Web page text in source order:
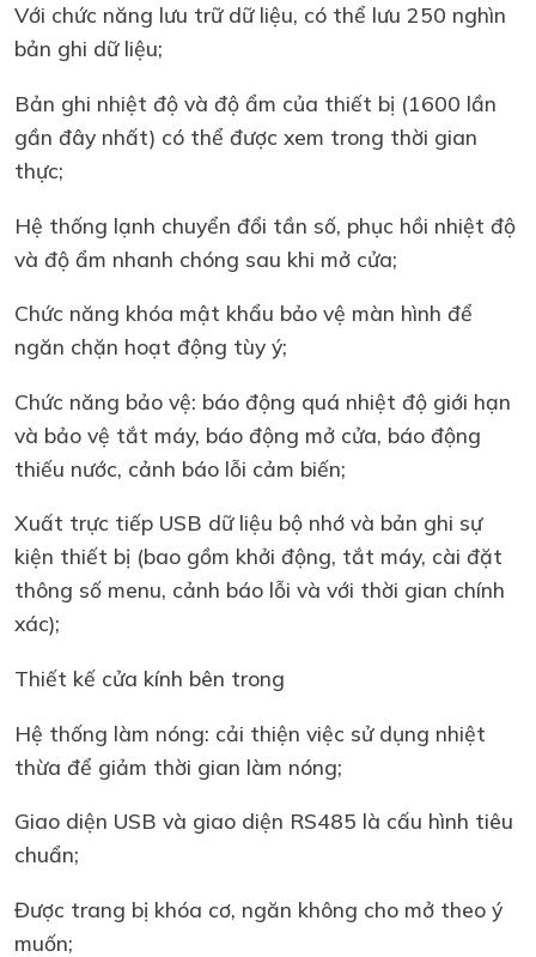
Với chức năng lưu trữ dữ liệu, có thể lưu 250 nghìn
bản ghi dữ liệu;
Bản ghi nhiệt độ và độ ẩm của thiết bị (1600 lần
gần đây nhất) có thể được xem trong thời gian
thực;
Hệ thống lạnh chuyển đổi tần số, phục hồi nhiệt độ
và độ ẩm nhanh chóng sau khi mở cửa;
Chức năng khóa mật khẩu bảo vệ màn hình để
ngăn chặn hoạt động tùy ý;
Chức năng bảo vệ: báo động quá nhiệt độ giới hạn
và bảo vệ tắt máy, báo động mở cửa, báo động
thiếu nước, cảnh báo lỗi cảm biến;
Xuất trực tiếp USB dữ liệu bộ nhớ và bản ghi sự
kiện thiết bị (bao gồm khởi động, tắt máy, cài đặt
thông số menu, cảnh báo lỗi và với thời gian chính
xác);
Thiết kế cửa kính bên trong
Hệ thống làm nóng: cải thiện việc sử dụng nhiệt
thừa để giảm thời gian làm nóng;
Giao diện USB và giao diện RS485 là cấu hình tiêu
chuẩn;
Được trang bị khóa cơ, ngăn không cho mở theo ý
muốn;